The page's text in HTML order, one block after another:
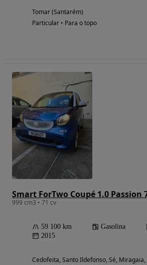
Tomar (Santarém)
Particular • Para o topo
Smart ForTwo Coupé 1.0 Passion
999 cm3 • 71 cv
59 100 km Gasolina
2015
Cedofeita, Santo Ildefonso, Sé,